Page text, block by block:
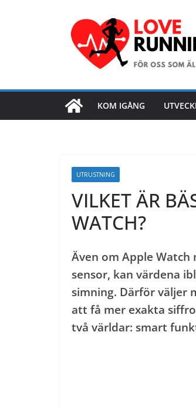
KOM IGÅNG
UTRUSTNING
VILKET ÄR
WATCH?
Även om Apple
sensor, kan värdena
simning. Därför väljer
att få mer exakta
två världar: smart